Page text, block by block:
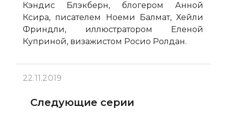
Кэндис Блэкберн, блогером Анной
Ксира, писателем Ноеми Балмат, Хейли
Фриндли, иллюстратором Еленой
Куприной, визажистом Росио Ролдан.
22.11.2019
Следующие серии